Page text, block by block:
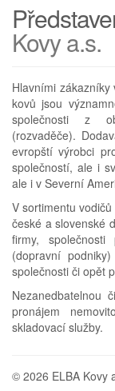
Kovy a.s.
Hlavními
kovů jsou
společnosti z
(rozvaděče).
evropští výrobci
společností, ale i
ale i v Severní
V sortimentu
české a slovenské
firmy, společnosti
(dopravní
společnosti či opět
Nezanedbatelnou
pronájem
skladovací služby.
© 2026 ELBA Kovy